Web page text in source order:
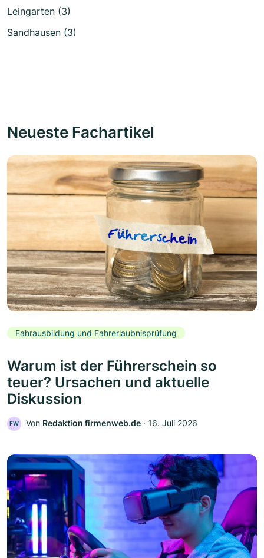
Leingarten (3)
Sandhausen (3)
Neueste Fachartikel
Fahrausbildung und Fahrerlaubnisprüfung
Warum ist der Führerschein so
teuer? Ursachen und aktuelle
Diskussion
FW Von Redaktion firmenweb.de ‧ 16. Juli 2026